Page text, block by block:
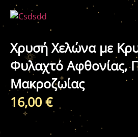
Χρυσή Χελώνα με
Φυλαχτό Αφθονίας,
Μακροζωίας
16,00 €